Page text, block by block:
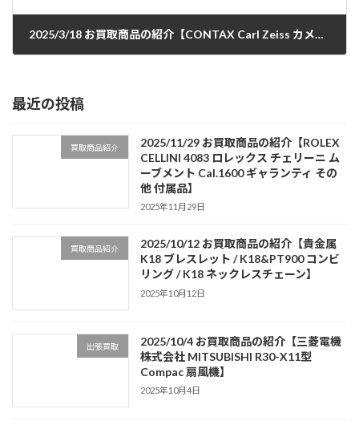
2025/3/18 お買取商品の紹介【CONTAX Carl Zeiss カメラレンズ】
最近の投稿
買取商品紹介
2025/11/29 お買取商品の紹介【ROLEX
CELLINI 4083 ロレックス チェリーニ ム
ーブメント Cal.1600 ギャランティ その
他 付属品】
2025年11月29日
買取商品紹介
2025/10/12 お買取商品の紹介【貴金属
K18 ブレスレット / K18&PT900 コンビ
リング / K18 ネックレスチェーン】
2025年10月12日
出張買取
2025/10/4 お買取商品の紹介【三菱電機
株式会社 MITSUBISHI R30-X11型
Compac 扇風機】
2025年10月4日